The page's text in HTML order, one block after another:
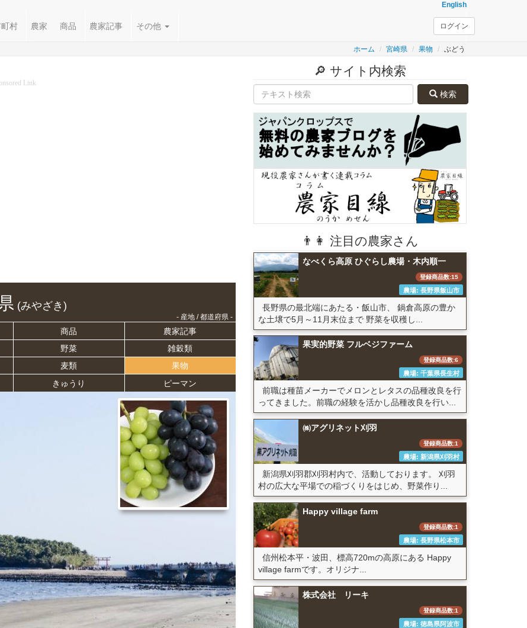
English
村 農家 商品 農家記事 その他 ログイン
ホーム 宮崎県 果物 ぶどう
Link
(みやざき)
- 産地 / 都道府県 -
商品
農家記事
野菜
雑穀類
麦類
果物
きゅうり ピーマン
🔎 サイト内検索
検索
👨👩 注目の農家さん
なべくら高原 ひぐらし農場・木内順一
登録商品数:15
農場: 長野県飯山市
長野県の最北端にあたる・飯山市、 鍋倉高原の豊か
な土壌で5月～11月末位まで 野菜を収穫し...
果実的野菜 フルベジファーム
登録商品数:6
農場: 千葉県長生村
前職は種苗メーカーでメロンとレタスの品種改良を行
ってきました。前職の経験を活かし品種改良を行い...
㈱アグリネット刈羽
登録商品数:1
農場: 新潟県刈羽村
新潟県刈羽郡刈羽村内で、活動しております。 刈羽
村の広大な平場での稲づくりをはじめ、野菜作り...
Happy village farm
登録商品数:1
農場: 長野県松本市
信州松本平・波田、標高720mの高原にある Happy
village farmです。オリジナ...
株式会社 リーキ
登録商品数:1
農場: 徳島県阿波市